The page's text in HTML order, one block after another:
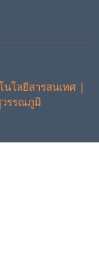
โลยีสารสนเทศ |
วรรณภูมิ